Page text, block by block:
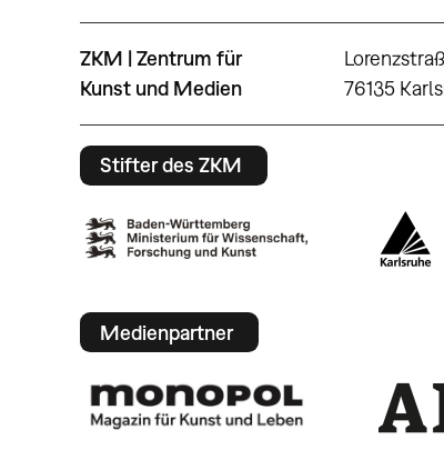
ZKM | Zentrum für
Kunst und Medien
76135
Stifter des ZKM
Medienpartner